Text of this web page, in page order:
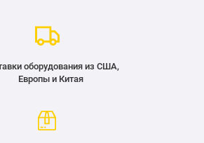
оборудования из США,
Европы и Китая